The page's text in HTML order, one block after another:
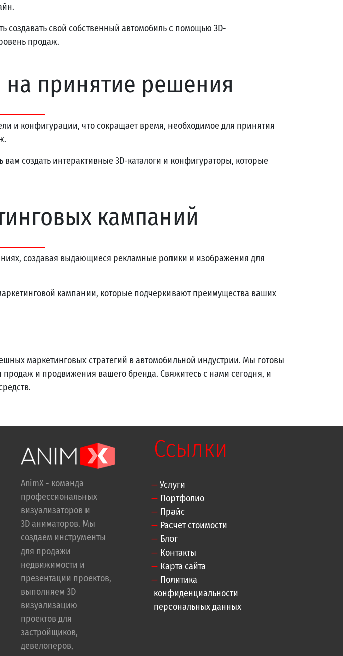
создавать свой собственный автомобиль с помощью 3D-
продаж.
принятие решения
и конфигурации, что сокращает время, необходимое для принятия
создать интерактивные 3D-каталоги и конфигураторы, которые
кампаний
создавая выдающиеся рекламные ролики и изображения для
кампании, которые подчеркивают преимущества ваших
маркетинговых стратегий в автомобильной индустрии. Мы готовы
и продвижения вашего бренда. Свяжитесь с нами сегодня, и
AnimX - команда
профессиональных
визуализаторов и
3D аниматоров. Мы
создаем инструменты
для продажи
недвижимости и
презентации проектов,
выполняем 3D
визуализацию
проектов для
застройщиков,
девелоперов,
Ссылки
Услуги
Портфолио
Прайс
Расчет стоимости
Блог
Контакты
Карта сайта
Политика
конфиденциальности
персональных данных